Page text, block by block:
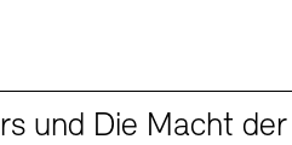
und Die Macht der